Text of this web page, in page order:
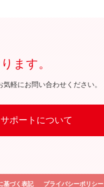
ます。
気軽にお問い合わせください。
ポートについて
基づく表記 プライバシーポリシー